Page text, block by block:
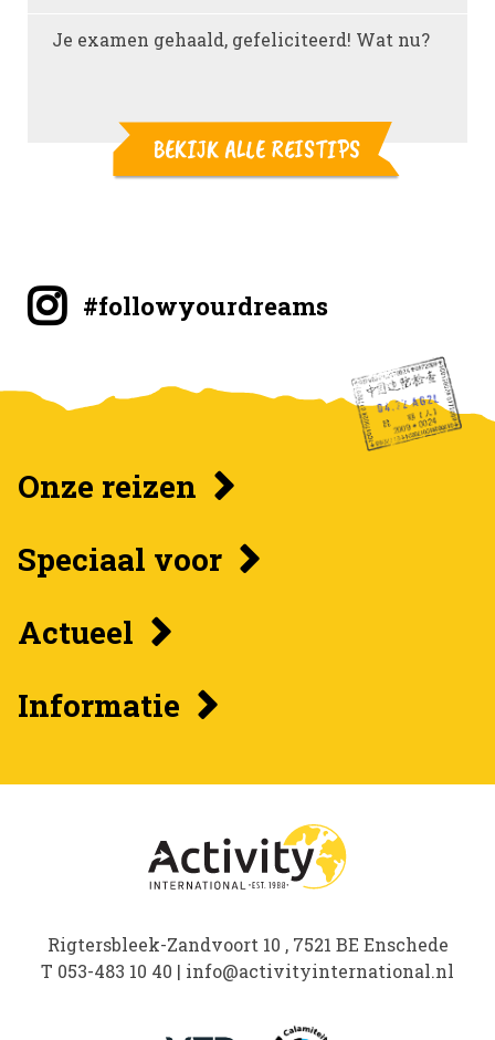
Je examen gehaald, gefeliciteerd! Wat nu?
BEKIJK ALLE REISTIPS
#followyourdreams
Onze reizen
Speciaal voor
Actueel
Informatie
Rigtersbleek-Zandvoort 10 , 7521 BE Enschede
T 053-483 10 40 | info@activityinternational.nl